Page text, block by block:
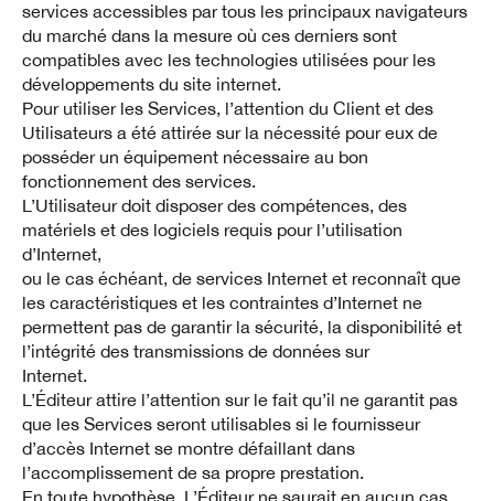
services accessibles par tous les principaux navigateurs
du marché dans la mesure où ces derniers sont
compatibles avec les technologies utilisées pour les
développements du site internet.
Pour utiliser les Services, l’attention du Client et des
Utilisateurs a été attirée sur la nécessité pour eux de
posséder un équipement nécessaire au bon
fonctionnement des services.
L’Utilisateur doit disposer des compétences, des
matériels et des logiciels requis pour l’utilisation
d’Internet,
ou le cas échéant, de services Internet et reconnaît que
les caractéristiques et les contraintes d’Internet ne
permettent pas de garantir la sécurité, la disponibilité et
l’intégrité des transmissions de données sur
Internet.
L’Éditeur attire l’attention sur le fait qu’il ne garantit pas
que les Services seront utilisables si le fournisseur
d’accès Internet se montre défaillant dans
l’accomplissement de sa propre prestation.
En toute hypothèse, L’Éditeur ne saurait en aucun cas